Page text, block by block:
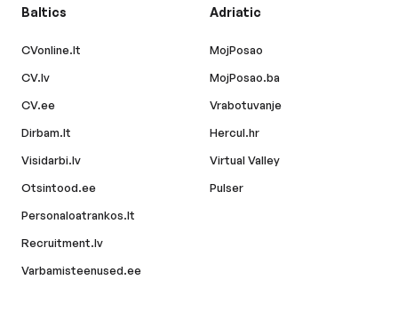
Baltics
CVonline.lt
CV.lv
CV.ee
Dirbam.lt
Visidarbi.lv
Otsintood.ee
Personaloatrankos.lt
Recruitment.lv
Varbamisteenused.ee
Adriatic
MojPosao
MojPosao.ba
Vrabotuvanje
Hercul.hr
Virtual Valley
Pulser